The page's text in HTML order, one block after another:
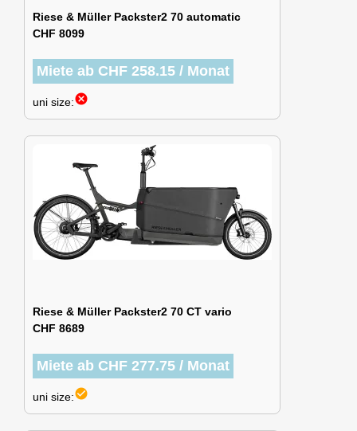
Riese & Müller Packster2 70 automatic
CHF 8099
Miete ab CHF 258.15 / Monat
uni size:cancel
Riese & Müller Packster2 70 CT vario
CHF 8689
Miete ab CHF 277.75 / Monat
uni size:check_circle